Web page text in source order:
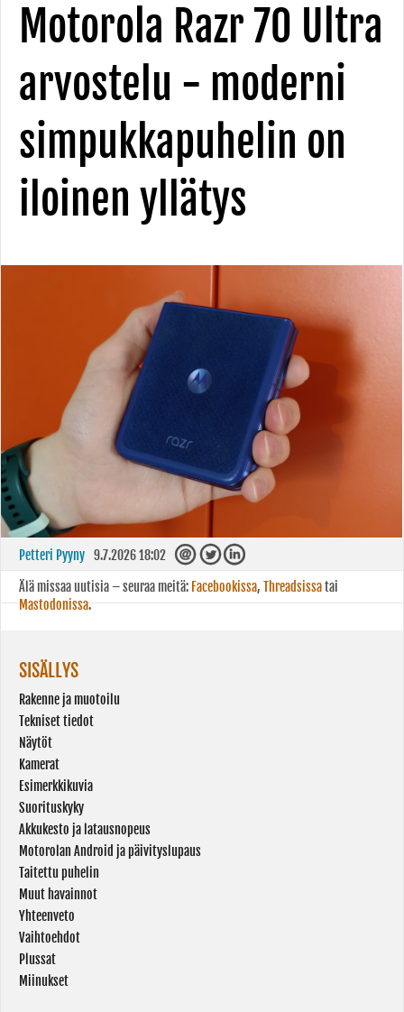
Motorola Razr 70 Ultra
arvostelu - moderni
simpukkapuhelin on
iloinen yllätys
Petteri Pyyny 9.7.2026 18:02
Älä missaa uutisia – seuraa meitä: Facebookissa, Threadsissatai
Mastodonissa.
SISÄLLYS
Rakenne ja muotoilu
Tekniset tiedot
Näytöt
Kamerat
Esimerkkikuvia
Suorituskyky
Akkukesto ja latausnopeus
Motorolan Android ja päivityslupaus
Taitettu puhelin
Muut havainnot
Yhteenveto
Vaihtoehdot
Plussat
Miinukset